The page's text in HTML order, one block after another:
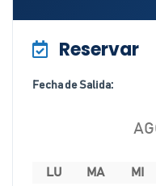
Reservar
Fecha de Salida:
LU MA MI